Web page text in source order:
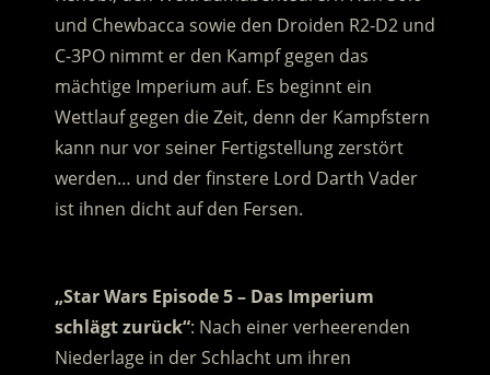
und Chewbacca sowie den Droiden R2-D2 und
C-3PO nimmt er den Kampf gegen das
mächtige Imperium auf. Es beginnt ein
Wettlauf gegen die Zeit, denn der Kampfstern
kann nur vor seiner Fertigstellung zerstört
werden… und der finstere Lord Darth Vader
ist ihnen dicht auf den Fersen.
„Star Wars Episode 5 – Das Imperium
schlägt zurück“: Nach einer verheerenden
Niederlage in der Schlacht um ihren